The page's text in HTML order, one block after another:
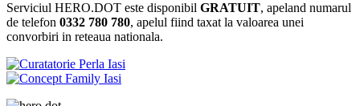
Serviciul HERO.DOT este disponibil GRATUIT, apeland numarul
de telefon 0332 780 780, apelul fiind taxat la valoarea unei
convorbiri in reteaua nationala.